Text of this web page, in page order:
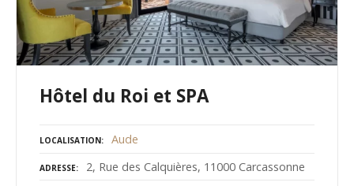
Hôtel du Roi et SPA
LOCALISATION Aude
ADRESSE 2, Rue des Calquières, 11000 Carcassonne